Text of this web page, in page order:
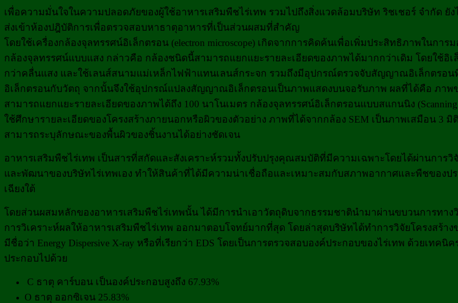
เพื่อความมั่นใจในความปลอดภัยของผู้ใช้อาหารเสริมพืชไร่เทพ รวมไปถึงสิ่งแวดล้อมบริษัท ริชเชอร์ จำกัด ยั
ส่งเข้าห้องปฎิบัติการเพื่อตรวจสอบหาธาตุอาหารที่เป็นส่วนผสมที่สำคัญ
โดยใช้เครื่องกล้องจุลทรรศน์อิเล็กตรอน (electron microscope) เกิดจากการคิดค้นเพื่อเพิ่มประสิทธิภาพในการ
กล้องจุลทรรศน์แบบแสง กล่าวคือ กล้องชนิดนี้สามารถแยกแยะรายละเอียดของภาพได้มากกว่าเดิม โดยใช้
กว่าคลื่นแสง และใช้เลนส์สนามแม่เหล็กไฟฟ้าแทนเลนส์กระจก รวมถึงมีอุปกรณ์ตรวจจับสัญญาณอิเล็กตรอน
อิเล็กตรอนกับวัตถุ จากนั้นจึงใช้อุปกรณ์แปลงสัญญาณอิเล็กตรอนเป็นภาพแสดงบนจอรับภาพ ผลที่ได้คือ ภาพ
สามารถแยกแยะรายละเอียดของภาพได้ถึง 100 นาโนเมตร กล้องจุลทรรศน์อิเล็กตรอนแบบสแกนนิง (Scanning
ใช้ศึกษารายละเอียดของโครงสร้างภายนอกหรือผิวของตัวอย่าง ภาพที่ได้จากกล้อง SEM เป็นภาพเสมือน 3
สามารถระบุลักษณะของพื้นผิวของชิ้นงานได้อย่างชัดเจน
อาหารเสริมพืชไร่เทพ เป็นสารที่สกัดและสังเคราะห์รวมทั้งปรับปรุงคุณสมบัติที่มีความเฉพาะโดยได้ผ่านการ
และพัฒนาของบริษัทไร่เทพเอง ทำให้สินค้าที่ได้มีความน่าเชื่อถือและเหมาะสมกับสภาพอากาศและพืชของปร
เฉียงใต้
โดยส่วนผสมหลักของอาหารเสริมพืชไร่เทพนั้น ได้มีการนำเอาวัตถุดิบจากธรรมชาตินำมาผ่านขบวนการทาง
การวิเคราะห์ผลให้อาหารเสริมพืชไร่เทพ ออกมาตอบโจทย์มากที่สุด โดยล่าสุดบริษัทได้ทำการวิจัยโครงสร้าง
มีชื่อว่า Energy Dispersive X-ray หรือที่เรียกว่า EDS โดยเป็นการตรวจสอบองค์ประกอบของไร่เทพ ด้วยเทคนิ
ประกอบไปด้วย
C ธาตุ คาร์บอน เป็นองค์ประกอบสูงถึง 67.93%
O ธาตุ ออกซิเจน 25.83%